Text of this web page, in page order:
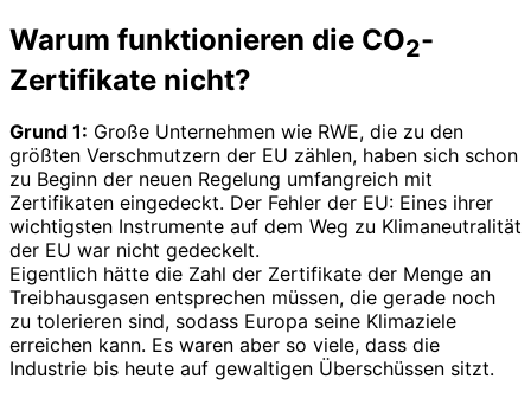
Warum funktionieren die CO2-
Zertifikate nicht?
Grund 1: Große Unternehmen wie RWE, die zu den
größten Verschmutzern der EU zählen, haben sich schon
zu Beginn der neuen Regelung umfangreich mit
Zertifikaten eingedeckt. Der Fehler der EU: Eines ihrer
wichtigsten Instrumente auf dem Weg zu Klimaneutralität
der EU war nicht gedeckelt.
Eigentlich hätte die Zahl der Zertifikate der Menge an
Treibhausgasen entsprechen müssen, die gerade noch
zu tolerieren sind, sodass Europa seine Klimaziele
erreichen kann. Es waren aber so viele, dass die
Industrie bis heute auf gewaltigen Überschüssen sitzt.